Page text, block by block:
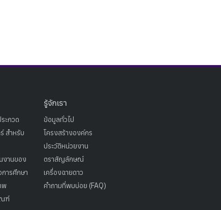
ะกวด
สำหรับ
งานของ
ารศึกษา
พ
ณฑ์
รู้จักเรา
ข้อมูลทั่วไป
โครงสร้างองค์กร
ประวัติหน่วยงาน
ตราสัญลักษณ์
เครื่องฉายดาว
คำถามที่พบบ่อย (FAQ)